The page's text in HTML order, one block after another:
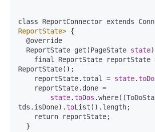
class ReportConnector extends
ReportState> {
  ReportState get(PageState
state
ReportState();
    reportState.total =
state.toD
state.toDos
tds.isDone).toList().length;